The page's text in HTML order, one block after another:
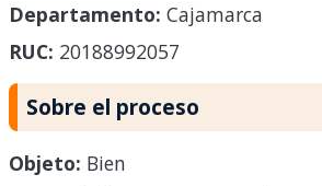
Departamento: Cajamarca
RUC: 20188992057
Sobre el proceso
Objeto: Bien